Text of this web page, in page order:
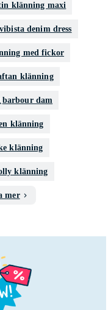
klänning maxi
denim dress
med fickor
klänning
barbour dam
klänning
klänning
klänning
mer